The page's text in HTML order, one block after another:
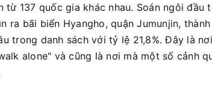
từ 137 quốc gia khác nhau. Soán ngôi đầu
ra bãi biển Hyangho, quận Jumunjin,
trong danh sách với tỷ lệ 21,8%. Đây là
alone" và cũng là nơi mà một số cảnh